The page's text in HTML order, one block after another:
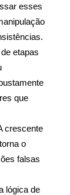
esses
etapas
que
crescente
o
falsas
lógica de